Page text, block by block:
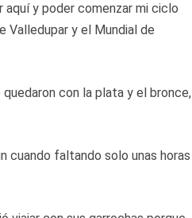
aquí y poder comenzar mi ciclo
Valledupar y el Mundial de
con la plata y el bronce,
cuando faltando solo unas horas